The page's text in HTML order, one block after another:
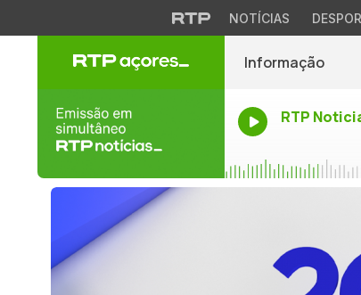
NOTÍCIAS
Informação
RTP